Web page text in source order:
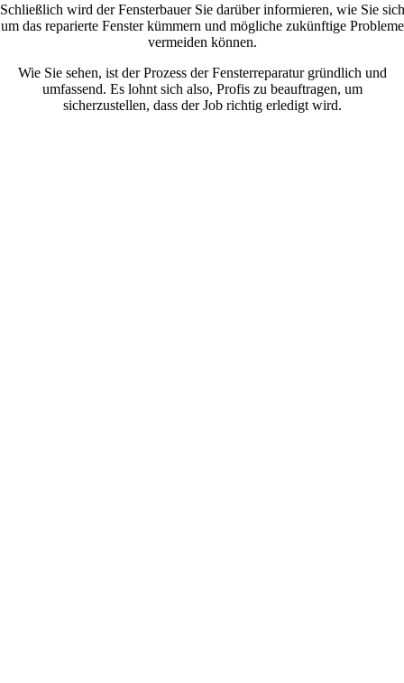
Schließlich wird der Fensterbauer Sie darüber informieren, wie Sie sich
um das reparierte Fenster kümmern und mögliche zukünftige Probleme
vermeiden können.
Wie Sie sehen, ist der Prozess der Fensterreparatur gründlich und
umfassend. Es lohnt sich also, Profis zu beauftragen, um
sicherzustellen, dass der Job richtig erledigt wird.